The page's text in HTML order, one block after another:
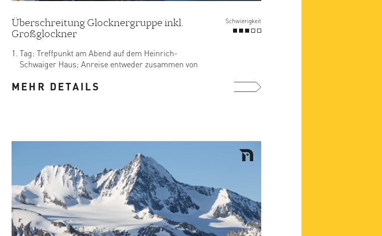
mehr ...
Überschreitung Glocknergruppe inkl.
Großglockner
Schwierigkeit
Tag: Treffpunkt am Abend auf dem Heinrich-
Schwaiger Haus; Anreise entweder zusammen von
MEHR DETAILS